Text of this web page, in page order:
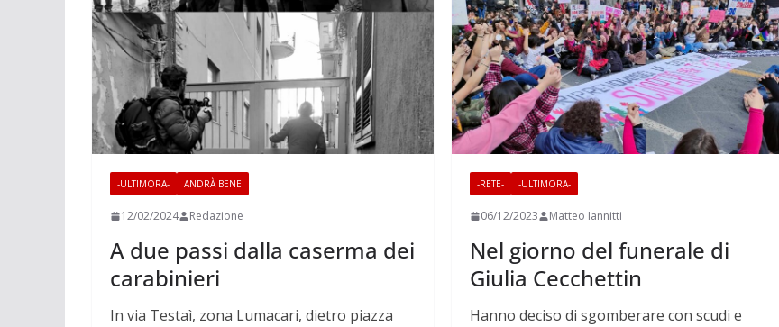
-ULTIMORA- ANDRÀ BENE
12/02/2024 Redazione
A due passi dalla caserma dei
carabinieri
In via Testaì, zona Lumacari, dietro piazza
-RETE- -ULTIMORA-
06/12/2023 Matteo Iannitti
Nel giorno del funerale di
Giulia Cecchettin
Hanno deciso di sgomberare con scudi e